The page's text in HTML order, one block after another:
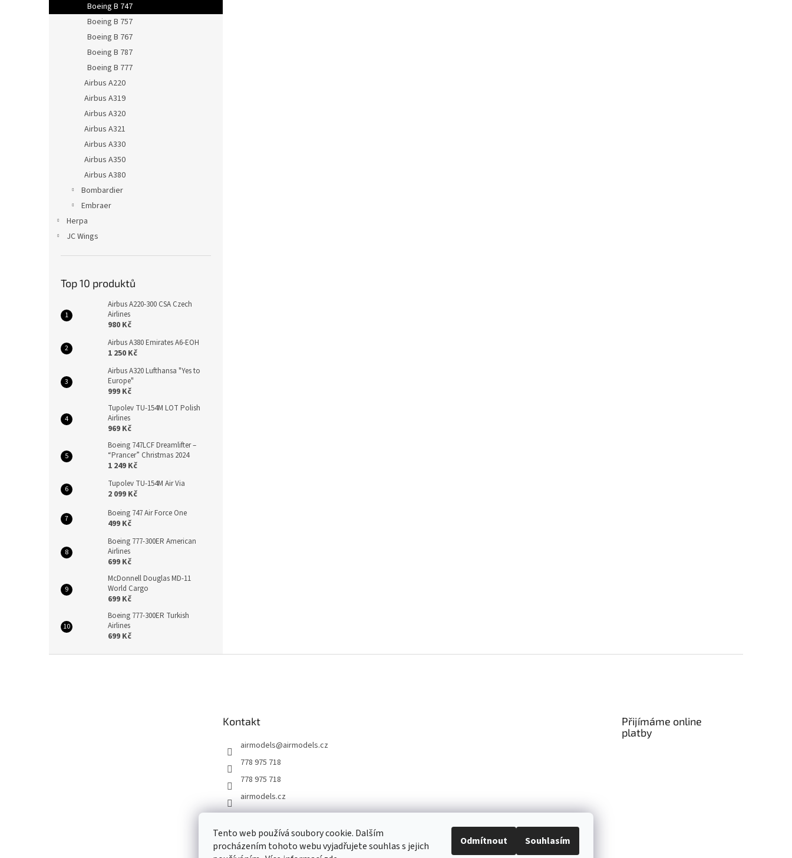
Tento web používá soubory cookie. Dalším
procházením tohoto webu vyjadřujete souhlas s jejich
Odmítnout Souhlasím
Boeing B 747
Boeing B 757
Boeing B 767
Boeing B 787
Boeing B 777
Airbus A220
Airbus A319
Airbus A320
Airbus A321
Airbus A330
Airbus A350
Airbus A380
Bombardier
Embraer
Herpa
JC Wings
Top 10 produktů
Airbus A220-300 CSA Czech
Airlines
980 Kč
Airbus A380 Emirates A6-EOH
1 250 Kč
Airbus A320 Lufthansa "Yes to
Europe"
999 Kč
Tupolev TU-154M LOT Polish
Airlines
969 Kč
Boeing 747LCF Dreamlifter –
“Prancer” Christmas 2024
1 249 Kč
Tupolev TU-154M Air Via
2 099 Kč
Boeing 747 Air Force One
499 Kč
Boeing 777-300ER American
Airlines
699 Kč
McDonnell Douglas MD-11
World Cargo
699 Kč
Boeing 777-300ER Turkish
Airlines
699 Kč
Kontakt
airmodels@airmodels.cz
778 975 718
778 975 718
airmodels.cz
Přijímáme online
platby
Podmínky ochrany osobních údajů Obchodní podmínky Doprava a platba Kontakty